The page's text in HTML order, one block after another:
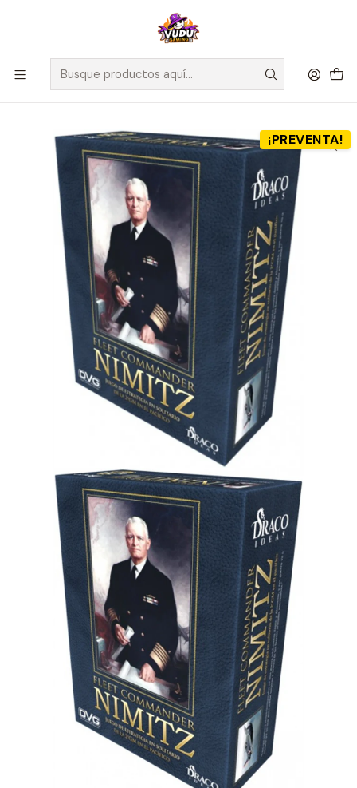
🚀 ¡Despachamos a todo Chile! Envío GRATIS a Regiones sobre
$100.000 y a RM sobre $35.000
Inicio Preventas
Preventa - Fleet Commander: NIMITZ + Expansión ISLAS para
NIMITZ - Español
¡PREVENTA!